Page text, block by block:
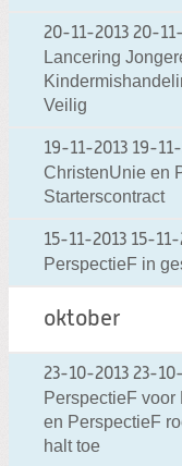
20-11-2013 20-
Lancering
Veilig
19-11-2013 19-11-
ChristenUnie en
Starterscontract
15-11-2013 15-11-
PerspectieF in
oktober
23-10-2013 23-
PerspectieF
en PerspectieF
halt toe